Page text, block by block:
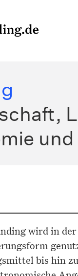
wird in
bis hin